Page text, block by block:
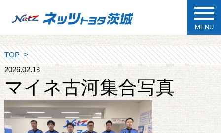
MENU
TOP
2026.02.13
マイネ古河集合写真